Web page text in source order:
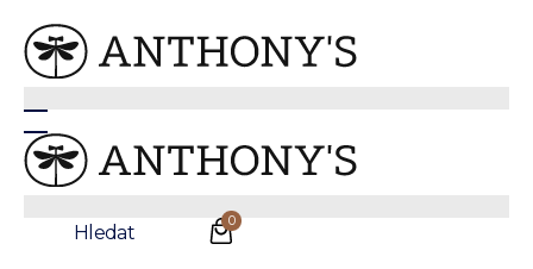
Hledat
0
Anthonys / Košile / Nežehlivé košile
Košile Extra Slim SC NI Pink Dogtooth Shirt
Sleva
NEŽEHLIVÁ